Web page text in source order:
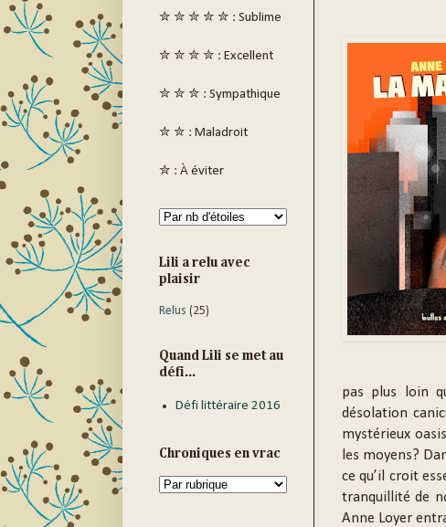
pas plus loin
désolation
mystérieux
les moyens?
ce qu’il croit
tranquillité de
Anne Loyer
✮ ✮ ✮ ✮ ✮ : Sublime
✮ ✮ ✮ ✮ : Excellent
✮ ✮ ✮ : Sympathique
✮ ✮ : Maladroit
✮ : À éviter
Lili a relu avec
plaisir
Relus (25)
Quand Lili se met au
défi...
Défi littéraire 2016
Chroniques en vrac